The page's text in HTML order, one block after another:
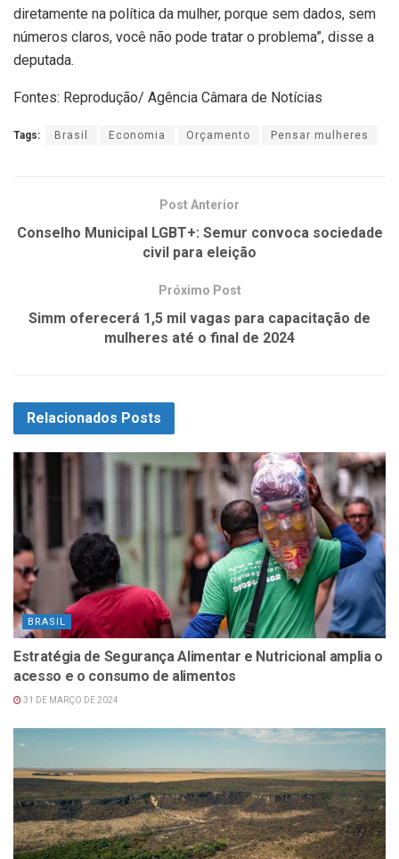
diretamente na política da mulher, porque sem dados, sem
números claros, você não pode tratar o problema”, disse a
deputada.
Fontes: Reprodução/ Agência Câmara de Notícias
Tags: Brasil Economia Orçamento Pensar mulheres
Post Anterior
Conselho Municipal LGBT+: Semur convoca sociedade
civil para eleição
Próximo Post
Simm oferecerá 1,5 mil vagas para capacitação de
mulheres até o final de 2024
Relacionados Posts
BRASIL
Estratégia de Segurança Alimentar e Nutricional amplia o
acesso e o consumo de alimentos
31 DE MARÇO DE 2024